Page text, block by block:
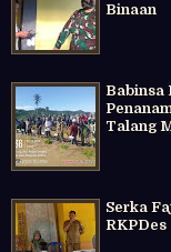
Binaan
Babinsa
Talang
Serka